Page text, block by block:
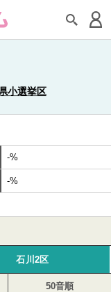
小選挙区
-%
-%
石川2区
50音順